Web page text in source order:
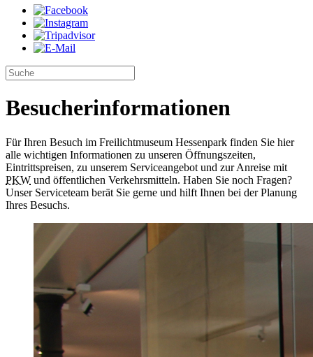
Besucherinformationen
Für Ihren Besuch im Freilichtmuseum Hessenpark finden Sie hier
alle wichtigen Informationen zu unseren Öffnungszeiten,
Eintrittspreisen, zu unserem Serviceangebot und zur Anreise mit
PKW und öffentlichen Verkehrsmitteln. Haben Sie noch Fragen?
Unser Serviceteam berät Sie gerne und hilft Ihnen bei der Planung
Ihres Besuchs.